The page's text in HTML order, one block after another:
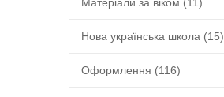
Нова українська школа (15)
Оформлення (116)